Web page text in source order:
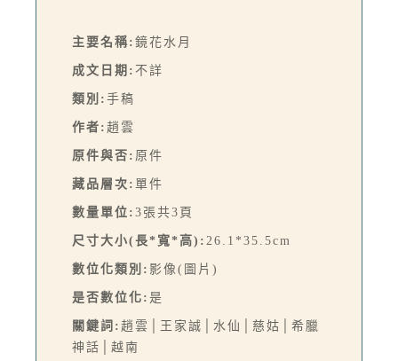
主要名稱: 鏡花水月
成文日期: 不詳
類別: 手稿
作者: 趙雲
原件與否: 原件
藏品層次: 單件
數量單位: 3張共3頁
尺寸大小(長*寬*高): 26.1*35.5cm
數位化類別: 影像(圖片)
是否數位化: 是
關鍵詞: 趙雲│王家誠│水仙│慈姑│希臘
神話│越南